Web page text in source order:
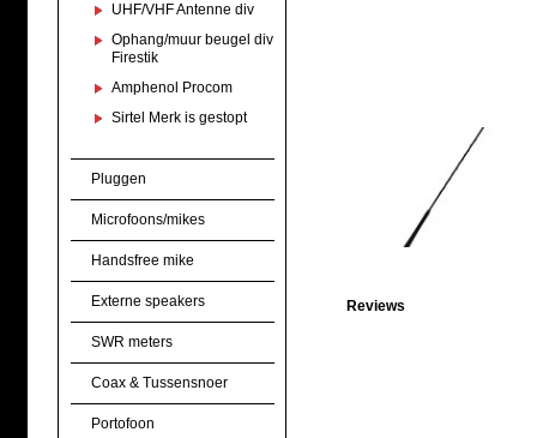
UHF/VHF Antenne div
Ophang/muur beugel div
Firestik
Amphenol Procom
Sirtel Merk is gestopt
Pluggen
Microfoons/mikes
Handsfree mike
Externe speakers
SWR meters
Coax & Tussensnoer
Portofoon
Reviews